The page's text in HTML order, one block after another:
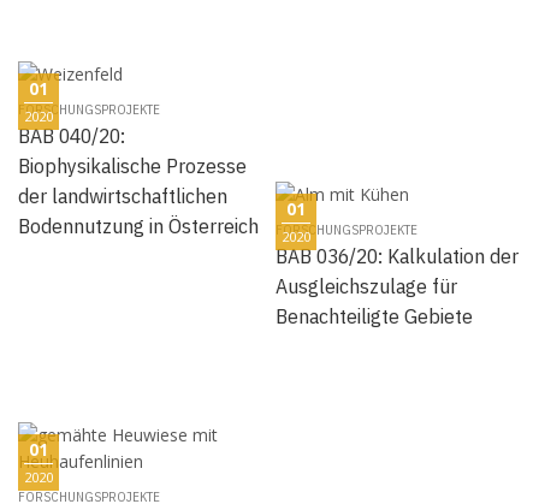
01
2020
FORSCHUNGSPROJEKTE
BAB 040/20:
Biophysikalische Prozesse
der landwirtschaftlichen
Bodennutzung in Österreich
01
2020
FORSCHUNGSPROJEKTE
BAB 036/20: Kalkulation der
Ausgleichszulage für
Benachteiligte Gebiete
01
2020
FORSCHUNGSPROJEKTE